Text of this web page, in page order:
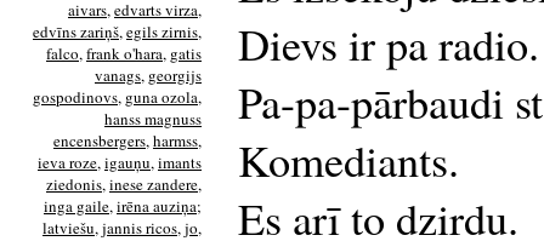
aivars,edvarts virza,
edvīns zariņš,egils zirnis,
falco,frank o'hara, gatis
vanags, georgijs
gospodinovs, guna ozola,
hanss magnuss
encensbergers,harmss,
ieva roze,igauņu,imants
ziedonis,inese zandere,
inga gaile,irēna auziņa;
latviešu,jannis ricos,jo,
Dievs ir pa radio.
Pa-pa-pārbaudi
Komediants.
Es arī to dzirdu.